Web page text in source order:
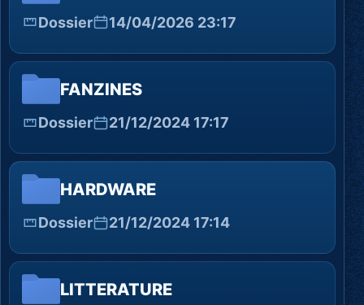
Dossier 14/04/2026 23:17
FANZINES
Dossier 21/12/2024 17:17
HARDWARE
Dossier 21/12/2024 17:14
LITTERATURE